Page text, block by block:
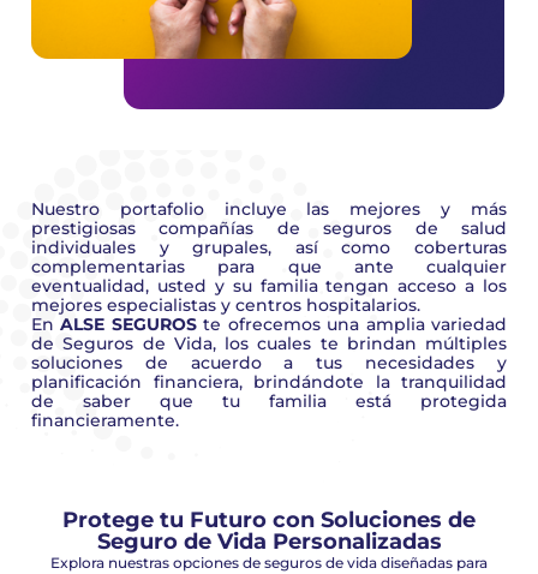
Nuestro portafolio incluye las mejores y más
prestigiosas compañías de seguros de salud
individuales y grupales, así como coberturas
complementarias para que ante cualquier
eventualidad, usted y su familia tengan acceso a los
mejores especialistas y centros hospitalarios.
EnALSE SEGUROSte ofrecemos una amplia variedad
de Seguros de Vida, los cuales te brindan múltiples
soluciones de acuerdo a tus necesidades y
planificación financiera, brindándote la tranquilidad
de saber que tu familia está protegida
financieramente.
Protege tu Futuro con Soluciones de
Seguro de Vida Personalizadas
Explora nuestras opciones de seguros de vida diseñadas para